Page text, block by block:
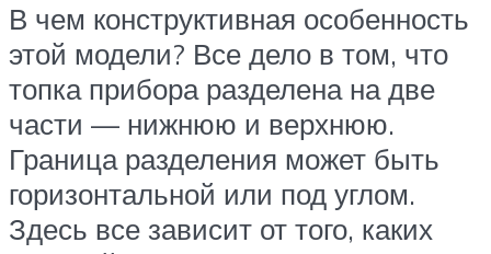
В чем конструктивная особенность
этой модели? Все дело в том, что
топка прибора разделена на две
части — нижнюю и верхнюю.
Граница разделения может быть
горизонтальной или под углом.
Здесь все зависит от того, каких